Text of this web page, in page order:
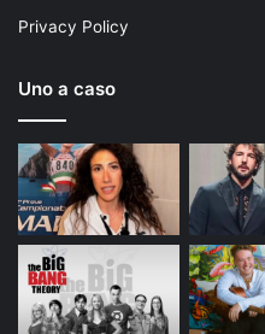
Privacy Policy
Uno a caso